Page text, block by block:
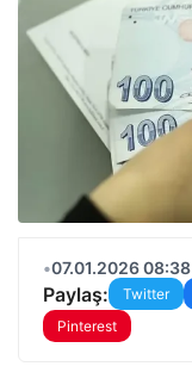
•07.01.2026 08:38
Paylaş: Twitter
Pinterest